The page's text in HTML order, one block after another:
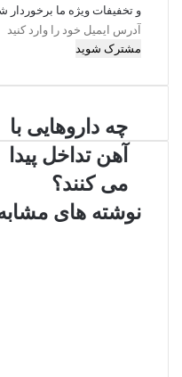
و تخفیفات ویژه ما برخوردار
آدرس
ایمیل
را
کنید
داروهایی
با
تداخل
پیدا
چه داروهایی با
آهن تداخل پیدا
می کنند؟
نوشته های